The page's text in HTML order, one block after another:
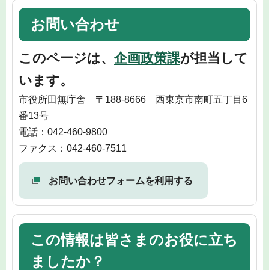
お問い合わせ
このページは、 企画政策課が担当して
います。
市役所田無庁舎 〒188-8666 西東京市南町五丁目6
番13号
電話：042-460-9800
ファクス：042-460-7511
お問い合わせフォームを利用する
この情報は皆さまのお役に立ち
ましたか？